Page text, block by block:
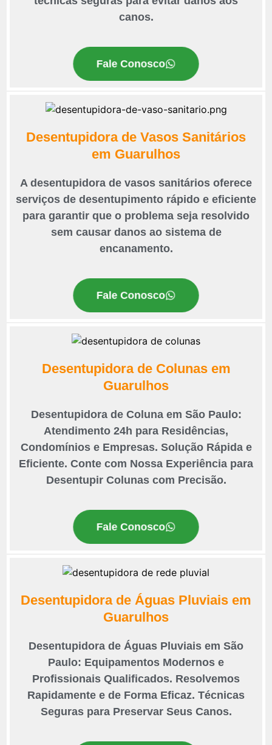
canos.
Fale Conosco
Desentupidora de Vasos Sanitários
em Guarulhos
A desentupidora de vasos sanitários oferece
serviços de desentupimento rápido e eficiente
para garantir que o problema seja resolvido
sem causar danos ao sistema de
encanamento.
Fale Conosco
Desentupidora de Colunas em
Guarulhos
Desentupidora de Coluna em São Paulo:
Atendimento 24h para Residências,
Condomínios e Empresas. Solução Rápida e
Eficiente. Conte com Nossa Experiência para
Desentupir Colunas com Precisão.
Fale Conosco
Desentupidora de Águas Pluviais em
Guarulhos
Desentupidora de Águas Pluviais em São
Paulo: Equipamentos Modernos e
Profissionais Qualificados. Resolvemos
Rapidamente e de Forma Eficaz. Técnicas
Seguras para Preservar Seus Canos.